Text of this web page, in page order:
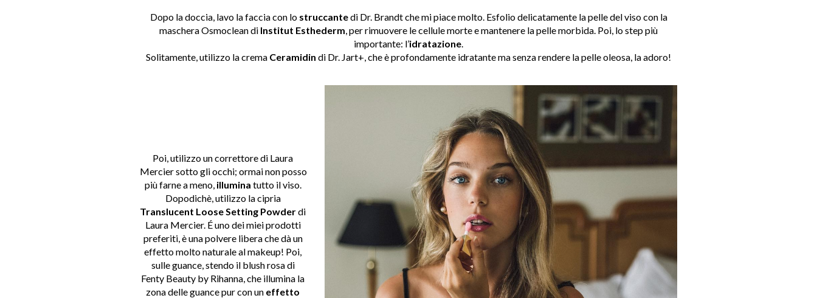
Dopo la doccia, lavo la faccia con lo struccantedi Dr. Brandt che mi piace molto. Esfolio delicatamente la pelle del viso con la
maschera Osmoclean di Institut Esthederm, per rimuovere le cellule morte e mantenere la pelle morbida. Poi, lo step più
importante: l’idratazione.
Solitamente, utilizzo la crema Ceramidin di Dr. Jart+, che è profondamente idratante ma senza rendere la pelle oleosa, la adoro!
Poi, utilizzo un correttore di Laura
Mercier sotto gli occhi; ormai non posso
più farne a meno, illumina tutto il viso.
Dopodichè, utilizzo la cipria
Translucent Loose Setting Powderdi
Laura Mercier. É uno dei miei prodotti
preferiti, è una polvere libera che dà un
effetto molto naturale al makeup! Poi,
sulle guance, stendo il blush rosa di
Fenty Beauty by Rihanna, che illumina la
zona delle guance pur con un effetto